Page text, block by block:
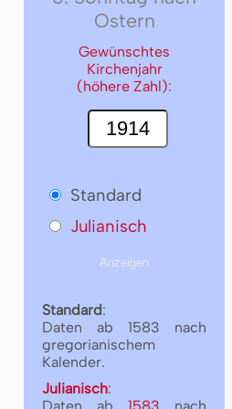
Ostern
Gewünschtes
Kirchenjahr
(höhere Zahl):
Standard
Julianisch
Standard:
Daten ab 1583 nach
gregorianischem
Kalender.
Julianisch: